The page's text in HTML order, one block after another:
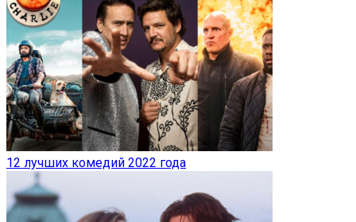
12 лучших комедий 2022 года